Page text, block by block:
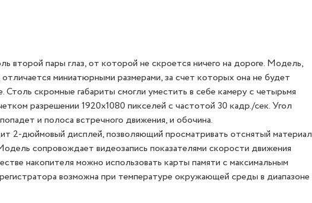
второй пары глаз, от которой не скроется ничего на дороге. Модель,
миниатюрными размерами, за счет которых она не будет
скромные габариты смогли уместить в себе камеру с четырьмя
разрешении 1920x1080 пикселей с частотой 30 кадр./сек. Угол
и полоса встречного движения, и обочина.
2-дюймовый дисплей, позволяющий просматривать отснятый материал
сопровождает видеозапись показателями скорости движения
накопителя можно использовать карты памяти с максимальным
возможна при температуре окружающей среды в диапазоне